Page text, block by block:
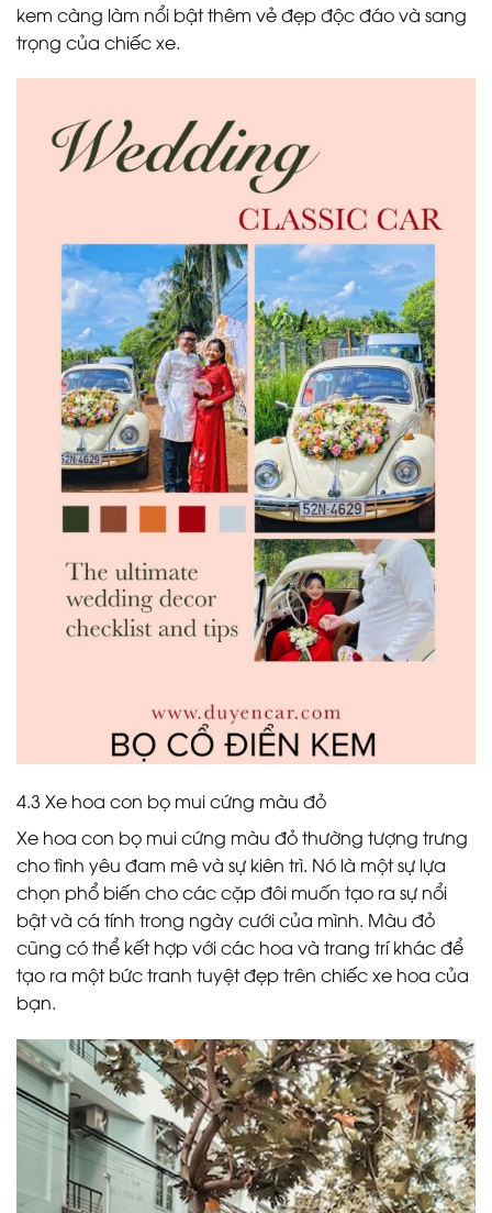
kem càng làm nổi bật thêm vẻ đẹp độc đáo và sang
trọng của chiếc xe.
4.3 Xe hoa con bọ mui cứng màu đỏ
Xe hoa con bọ mui cứng màu đỏ thường tượng trưng
cho tình yêu đam mê và sự kiên trì. Nó là một sự lựa
chọn phổ biến cho các cặp đôi muốn tạo ra sự nổi
bật và cá tính trong ngày cưới của mình. Màu đỏ
cũng có thể kết hợp với các hoa và trang trí khác để
tạo ra một bức tranh tuyệt đẹp trên chiếc xe hoa của
bạn.